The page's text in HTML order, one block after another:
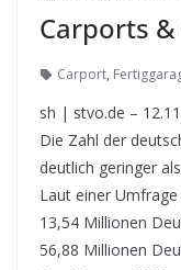
Carports &
Carport,
sh | stvo.de –
Die Zahl der
deutlich geringer
Laut einer
13,54 Millionen
56,88 Millionen